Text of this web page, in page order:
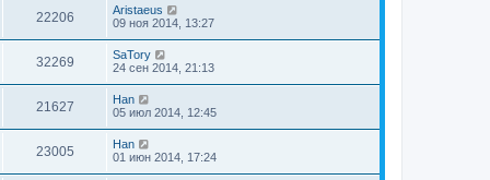
22206
Aristaeus
09 ноя 2014, 13:27
32269
SaTory
24 сен 2014, 21:13
21627
Han
05 июл 2014, 12:45
23005
Han
01 июн 2014, 17:24